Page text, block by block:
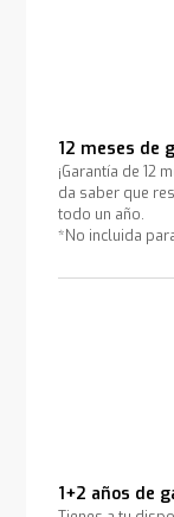
12 meses de
¡Garantía de 12
da saber que
todo un año.
*No incluida
1+2 años de